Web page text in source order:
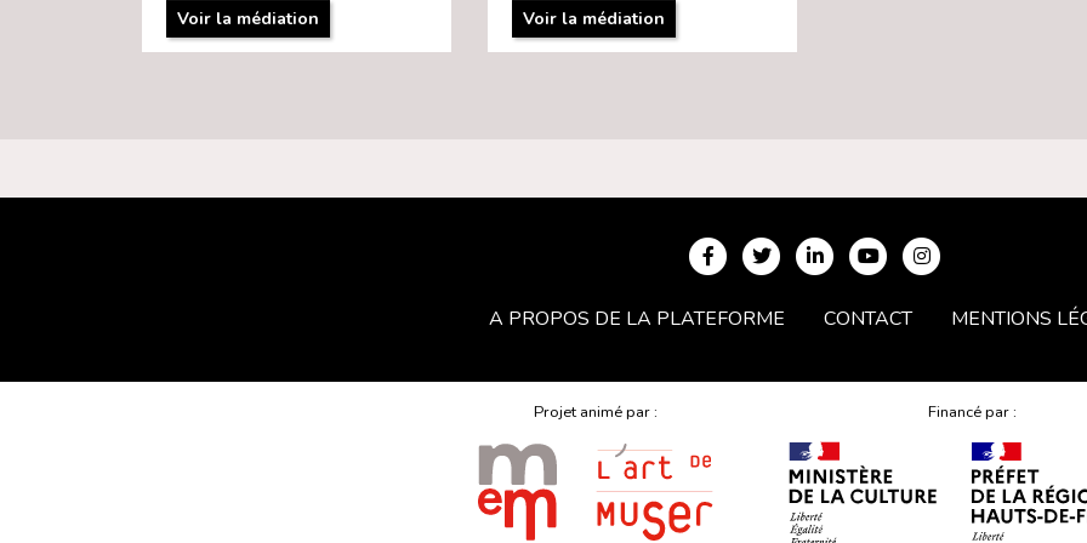
Voir la médiation Voir la médiation
A PROPOS DE LA PLATEFORME CONTACT MENTIONS
Projet animé par : Financé par :